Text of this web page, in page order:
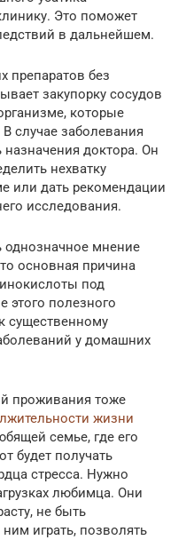
Это поможет
в дальнейшем.
препаратов без
закупорку сосудов
которые
случае заболевания
доктора. Он
нехватку
или дать рекомендации
исследования.
однозначное мнение
основная причина
под
этого полезного
существенному
у домашних
проживания тоже
жизни
семье, где его
будет получать
стресса. Нужно
любимца. Они
не быть
играть, позволять